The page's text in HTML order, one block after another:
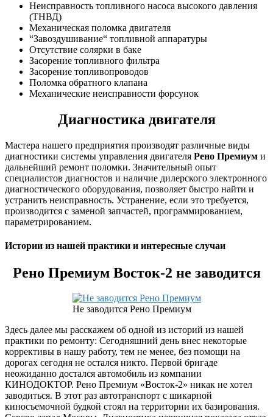
Неисправность топливного насоса высокого давления
(ТНВД)
Механическая поломка двигателя
“Завоздушивание“ топливной аппаратуры
Отсутствие солярки в баке
Засорение топливного фильтра
Засорение топливопроводов
Поломка обратного клапана
Механические неисправности форсунок
Диагностика двигателя
Мастера нашего предприятия производят различные виды
диагностики системы управления двигателя Рено Премиум и
дальнейший ремонт поломки. Значительный опыт
специалистов диагностов и наличие дилерского электронного
диагностического оборудования, позволяет быстро найти и
устранить неисправность. Устранение, если это требуется,
производится с заменой запчастей, программированием,
параметрированием.
Истории из нашей практики и интересные случаи
Рено Премиум Восток-2 не заводится
Не заводится Рено Премиум
Здесь далее мы расскажем об одной из историй из нашей
практики по ремонту: Сегодняшний день внес некоторые
коррективы в нашу работу, тем не менее, без помощи на
дорогах сегодня не остался никто. Первой бригаде
неожиданно достался автомобиль из компании
КИНОДОКТОР. Рено Премиум «Восток-2» никак не хотел
заводиться. В этот раз автотранспорт с шикарной
киносъемочной будкой стоял на территории их базирования.